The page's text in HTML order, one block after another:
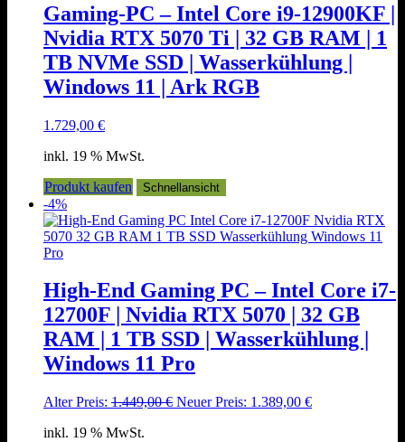
Gaming-PC – Intel Core i9-12900KF |
Nvidia RTX 5070 Ti | 32 GB RAM | 1
TB NVMe SSD | Wasserkühlung |
Windows 11 | Ark RGB
1.729,00 €
inkl. 19 % MwSt.
Produkt kaufen
Schnellansicht
-4%
High-End Gaming PC – Intel Core i7-
12700F | Nvidia RTX 5070 | 32 GB
RAM | 1 TB SSD | Wasserkühlung |
Windows 11 Pro
Alter Preis: 1.449,00€ Ursprünglicher
Neuer Preis: 1.389,00 €Aktueller
inkl. 19 % MwSt.